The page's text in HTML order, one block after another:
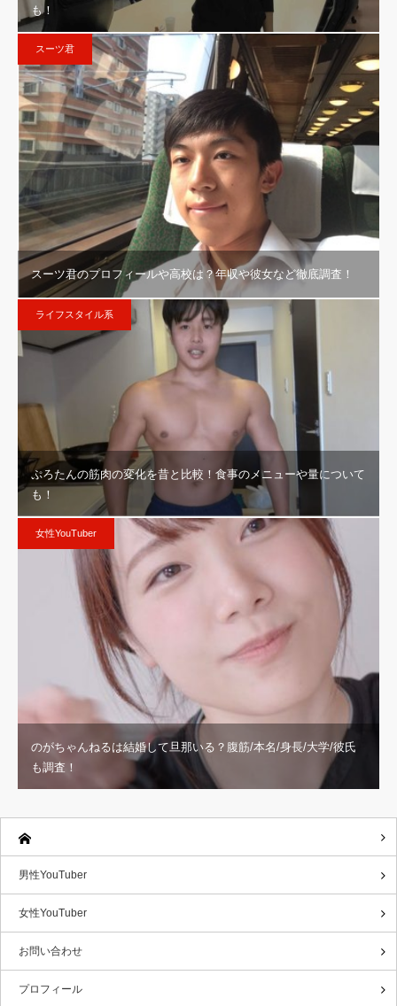
も！
スーツ君
スーツ君のプロフィールや高校は？年収や彼女など徹底調査！
ライフスタイル系
ぷろたんの筋肉の変化を昔と比較！食事のメニューや量について
も！
女性YouTuber
のがちゃんねるは結婚して旦那いる？腹筋/本名/身長/大学/彼氏
も調査！
男性YouTuber
女性YouTuber
お問い合わせ
プロフィール